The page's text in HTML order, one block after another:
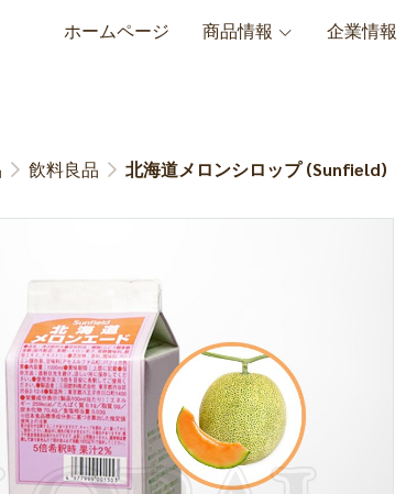
ホームページ 商品情報 企業情報
飲料良品 北海道メロンシロップ (Sunfield)